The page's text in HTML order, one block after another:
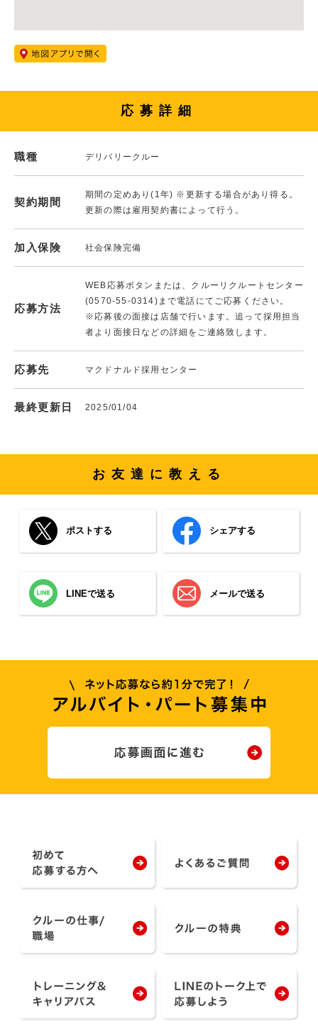
応募詳細
職種 デリバリークルー
契約期間
期間の定めあり(1年) ※更新する場合があり得る。
更新の際は雇用契約書によって行う。
加入保険 社会保険完備
応募方法
WEB応募ボタンまたは、クルーリクルートセンター
(0570-55-0314)まで電話にてご応募ください。
※応募後の面接は店舗で行います。追って採用担当
者より面接日などの詳細をご連絡致します。
応募先 マクドナルド採用センター
最終更新日 2025/01/04
お友達に教える
ポストする シェアする
LINEで送る メールで送る